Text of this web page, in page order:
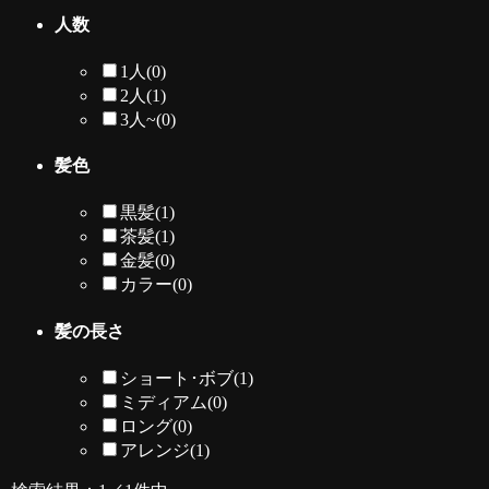
人数
1人(0)
2人(1)
3人~(0)
髪色
黒髪(1)
茶髪(1)
金髪(0)
カラー(0)
髪の長さ
ショート･ボブ(1)
ミディアム(0)
ロング(0)
アレンジ(1)